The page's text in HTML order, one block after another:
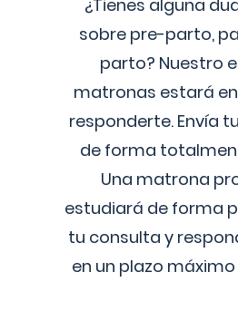
¿Tienes alguna
sobre pre-parto,
parto? Nuestro
matronas estará
responderte. Envía
de forma
Una matrona
estudiará de forma
tu consulta y
en un plazo